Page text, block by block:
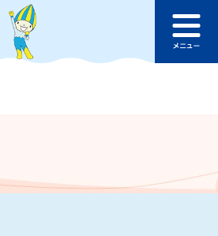
このページの本文へ
ュ